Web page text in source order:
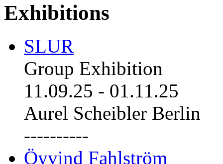
Exhibitions
SLUR
Group Exhibition
11.09.25 - 01.11.25
Aurel Scheibler Berlin
----------
Öyvind Fahlström